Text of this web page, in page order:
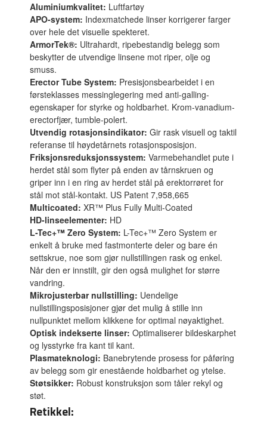
Aluminiumkvalitet: Luftfartøy
APO-system: Indexmatchede linser korrigerer farger
over hele det visuelle spekteret.
ArmorTek®: Ultrahardt, ripebestandig belegg som
beskytter de utvendige linsene mot riper, olje og
smuss.
Erector Tube System: Presisjonsbearbeidet i en
førsteklasses messinglegering med anti-galling-
egenskaper for styrke og holdbarhet. Krom-vanadium-
erectorfjær, tumble-polert.
Utvendig rotasjonsindikator: Gir rask visuell og taktil
referanse til høydetårnets rotasjonsposisjon.
Friksjonsreduksjonssystem: Varmebehandlet pute i
herdet stål som flyter på enden av tårnskruen og
griper inn i en ring av herdet stål på erektorrøret for
stål mot stål-kontakt. US Patent 7,958,665
Multicoated: XR™ Plus Fully Multi-Coated
HD-linseelementer: HD
L-Tec+™ Zero System: L-Tec+™ Zero System er
enkelt å bruke med fastmonterte deler og bare én
settskrue, noe som gjør nullstillingen rask og enkel.
Når den er innstilt, gir den også mulighet for større
vandring.
Mikrojusterbar nullstilling: Uendelige
nullstillingsposisjoner gjør det mulig å stille inn
nullpunktet mellom klikkene for optimal nøyaktighet.
Optisk indekserte linser: Optimaliserer bildeskarphet
og lysstyrke fra kant til kant.
Plasmateknologi: Banebrytende prosess for påføring
av belegg som gir enestående holdbarhet og ytelse.
Støtsikker: Robust konstruksjon som tåler rekyl og
støt.
Retikkel: